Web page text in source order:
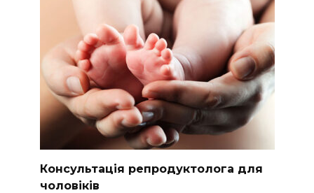
Консультація репродуктолога для
чоловіків